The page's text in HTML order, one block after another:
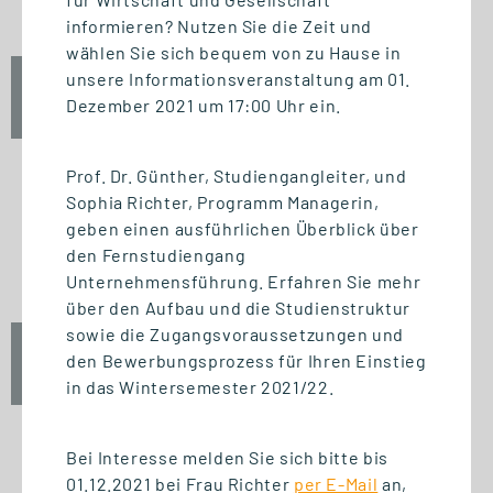
Fr., 25. September 2026
12:30 Uhr
START STUDIENGANG
Unternehmensführung (MBA)
Fr., 25. September 2026
informieren? Nutzen Sie die Zeit und
wählen Sie sich bequem von zu Hause in
unsere Informationsveranstaltung am 01.
Dezember 2021 um 17:00 Uhr ein.
Prof. Dr. Günther, Studiengangleiter, und
Sophia Richter, Programm Managerin,
geben einen ausführlichen Überblick über
den Fernstudiengang
Unternehmensführung. Erfahren Sie mehr
über den Aufbau und die Studienstruktur
sowie die Zugangsvoraussetzungen und
den Bewerbungsprozess für Ihren Einstieg
in das Wintersemester 2021/22.
Bei Interesse melden Sie sich bitte bis
01.12.2021 bei Frau Richter per E-Mail an,